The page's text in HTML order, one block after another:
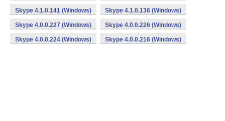
Skype 4.1.0.141 (Windows) Skype 4.1.0.136 (Windows)
Skype 4.0.0.227 (Windows) Skype 4.0.0.226 (Windows)
Skype 4.0.0.224 (Windows) Skype 4.0.0.216 (Windows)